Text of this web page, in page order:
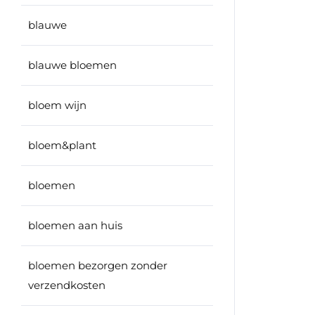
blauwe
blauwe bloemen
bloem wijn
bloem&plant
bloemen
bloemen aan huis
bloemen bezorgen zonder
verzendkosten